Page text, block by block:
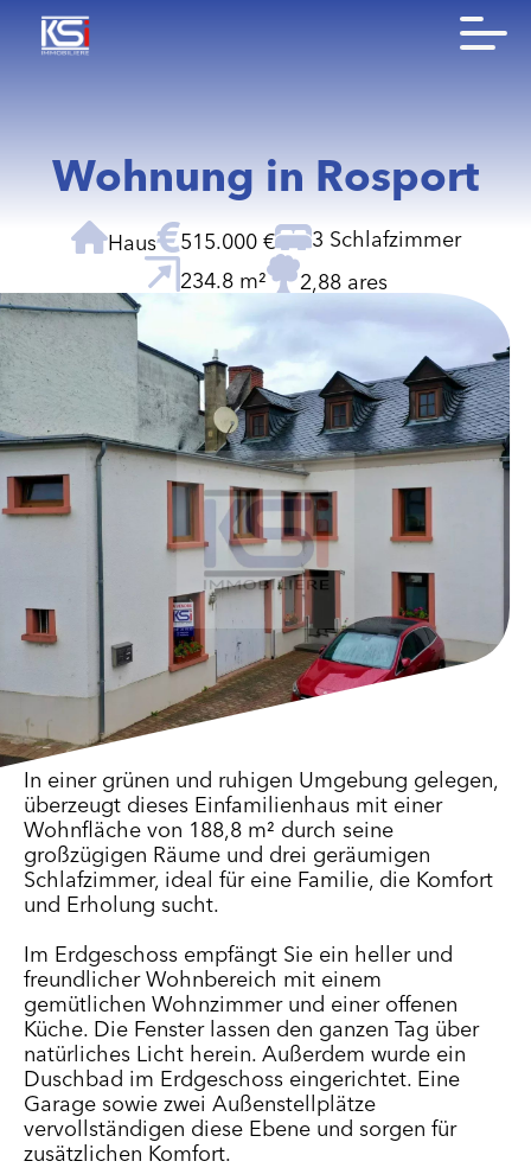
Wohnung in Rosport
Haus 515.000 €
3 Schlafzimmer
234.8 m²
2,88 ares
In einer grünen und ruhigen Umgebung gelegen,
überzeugt dieses Einfamilienhaus mit einer
Wohnfläche von 188,8 m² durch seine
großzügigen Räume und drei geräumigen
Schlafzimmer, ideal für eine Familie, die Komfort
und Erholung sucht.
Im Erdgeschoss empfängt Sie ein heller und
freundlicher Wohnbereich mit einem
gemütlichen Wohnzimmer und einer offenen
Küche. Die Fenster lassen den ganzen Tag über
natürliches Licht herein. Außerdem wurde ein
Duschbad im Erdgeschoss eingerichtet. Eine
Garage sowie zwei Außenstellplätze
vervollständigen diese Ebene und sorgen für
zusätzlichen Komfort.